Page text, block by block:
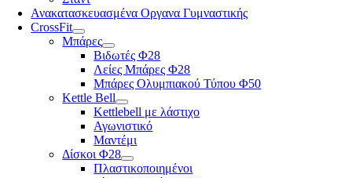
Ανακατασκευασμένα Οργανα Γυμναστικής
CrossFit
Μπάρες
Βιδωτές Φ28
Λείες Μπάρες Φ28
Μπάρες Ολυμπιακού Τύπου Φ50
Kettle Bell
Kettlebell με λάστιχο
Αγωνιστικό
Μαντέμι
Δίσκοι Φ28
Πλαστικοποιημένοι